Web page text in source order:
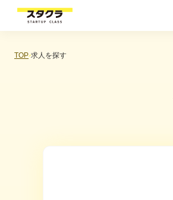
TOP 求人を探す